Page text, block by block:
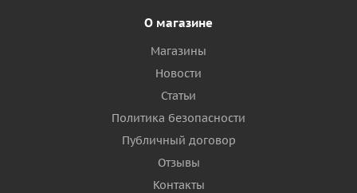
О магазине
Магазины
Новости
Статьи
Политика безопасности
Публичный договор
Отзывы
Контакты